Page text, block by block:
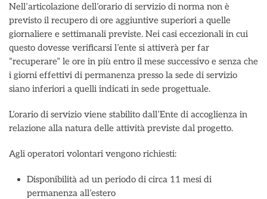
Nell’articolazione dell’orario di servizio di norma non è
previsto il recupero di ore aggiuntive superiori a quelle
giornaliere e settimanali previste. Nei casi eccezionali in cui
questo dovesse verificarsi l’ente si attiverà per far
“recuperare” le ore in più entro il mese successivo e senza che
i giorni effettivi di permanenza presso la sede di servizio
siano inferiori a quelli indicati in sede progettuale.
L’orario di servizio viene stabilito dall’Ente di accoglienza in
relazione alla natura delle attività previste dal progetto.
Agli operatori volontari vengono richiesti:
Disponibilità ad un periodo di circa 11 mesi di
permanenza all’estero